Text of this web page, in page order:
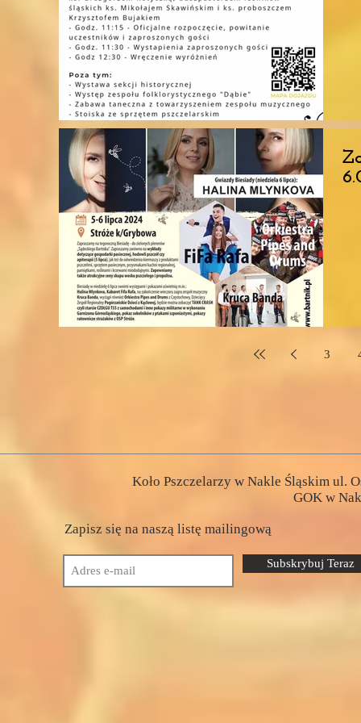
3
Koło Pszczelarzy w Nakle Śląskim ul.
GOK w
Zapisz się na naszą listę mailingową
Subskrybuj Teraz